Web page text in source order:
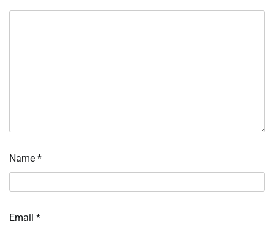
Name *
Email *